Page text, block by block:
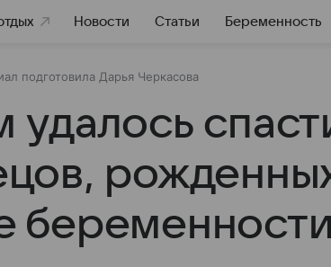
Новости Статьи Беременность
подготовила Дарья Черкасова
удалось
беременности